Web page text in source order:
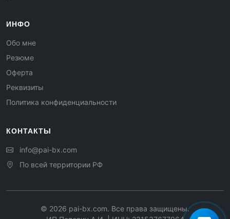
ИНФО
Обо мне
Резюме
Оферта
Реквизиты
Политика конфиденциальности
КОНТАКТЫ
info@pai-bx.com
По всей территории РФ
© 2026 pai-bx.com. Все права защищены.